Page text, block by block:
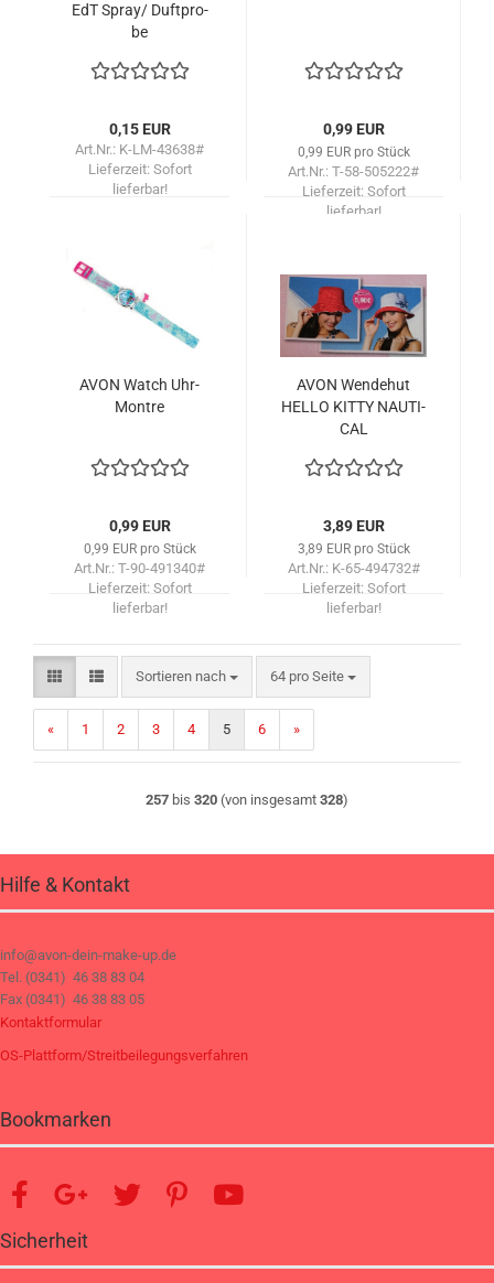
EdT Spray/ Duft­pro­
be
0,15 EUR
Art.Nr.: K-LM-43638#
Lieferzeit: Sofort
lieferbar!
0,99 EUR
0,99 EUR pro Stück
Art.Nr.: T-58-505222#
Lieferzeit: Sofort
lieferbar!
AVON Watch Uhr-
Mont­re
0,99 EUR
0,99 EUR pro Stück
Art.Nr.: T-90-491340#
Lieferzeit: Sofort
lieferbar!
AVON Wen­de­hut
HELLO KITTY NAU­TI­
CAL
3,89 EUR
3,89 EUR pro Stück
Art.Nr.: K-65-494732#
Lieferzeit: Sofort
lieferbar!
Sortieren nach
Sortieren nach 64 pro Seite
pro Seite
« 1 2 3 4 5 6 »
257 bis 320 (von insgesamt 328)
Hilfe & Kontakt
info@avon-dein-make-up.de
Tel. (0341) 46 38 83 04
Fax (0341) 46 38 83 05
Kontaktformular
OS-Plattform/Streitbeilegungsverfahren
Bookmarken
Sicherheit